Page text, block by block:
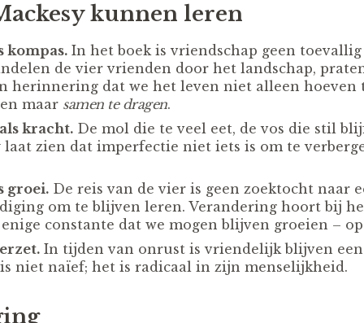
kunnen leren
kompas. In het boek is vriendschap geen
de vier vrienden door het landschap,
herinnering dat we het leven niet alleen hoeven
maar samen te dragen.
kracht. De mol die te veel eet, de vos die stil
zien dat imperfectie niet iets is om te
groei. De reis van de vier is geen zoektocht naar
om te blijven leren. Verandering hoort bij
constante dat we mogen blijven groeien –
In tijden van onrust is vriendelijk blijven een
is niet naïef; het is radicaal in zijn menselijkheid.